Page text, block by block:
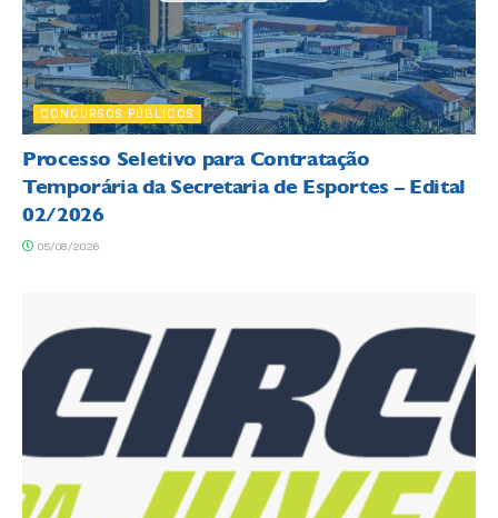
CONCURSOS PÚBLICOS
Processo Seletivo para Contratação
Temporária da Secretaria de Esportes – Edital
02/2026
05/08/2026